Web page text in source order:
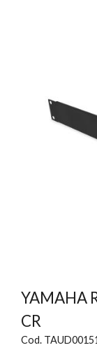
YAMAHA
CR
Cod.